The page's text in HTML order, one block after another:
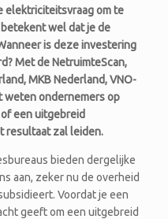
elektriciteitsvraag om te
betekent wel dat je de
is deze investering
Met de NetruimteScan,
MKB Nederland, VNO-
weten ondernemers op
een uitgebreid
resultaat zal leiden.
bieden dergelijke
aan, zeker nu de overheid
Voordat je een
geeft om een uitgebreid